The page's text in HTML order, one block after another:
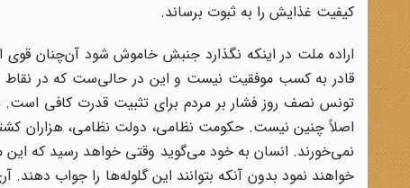
کیفیت غذایش را به ثبوت برساند.
اراده ملت در اینکه نگذارد جنبش خاموش شود آن‌چنان
قادر به کسب موفقیت نیست و این در حالی‌ست که در نقاط
تونس نصف روز فشار بر مردم برای تثبیت قدرت کافی است.
اصلاً چنین نیست. حکومت نظامی، دولت نظامی، هزاران
نمی‌خورند. انسان به خود می‌گوید وقتی خواهد رسید که این
خواهند نمود بدون آنکه بتوانند این گلوله‌ها را جواب